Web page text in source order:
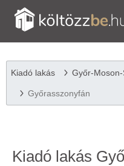
Kiadó lakás Győr-
Győrasszonyfán
Kiadó lakás